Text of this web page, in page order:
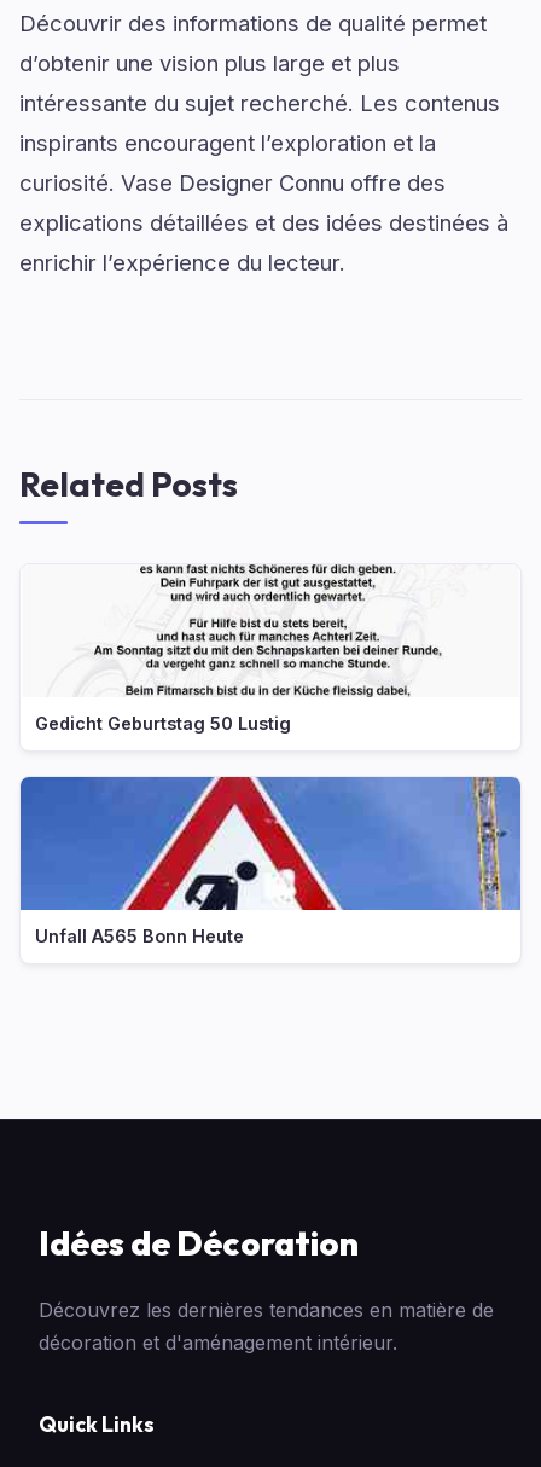
Découvrir des informations de qualité permet
d’obtenir une vision plus large et plus
intéressante du sujet recherché. Les contenus
inspirants encouragent l’exploration et la
curiosité. Vase Designer Connu offre des
explications détaillées et des idées destinées à
enrichir l’expérience du lecteur.
Related Posts
Gedicht Geburtstag 50 Lustig
Unfall A565 Bonn Heute
Idées de Décoration
Découvrez les dernières tendances en matière de
décoration et d'aménagement intérieur.
Quick Links